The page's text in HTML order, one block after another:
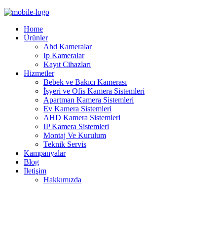
Home
Ürünler
Ahd Kameralar
Ip Kameralar
Kayıt Cihazları
Hizmetler
Bebek ve Bakıcı Kamerası
İşyeri ve Ofis Kamera Sistemleri
Apartman Kamera Sistemleri
Ev Kamera Sistemleri
AHD Kamera Sistemleri
IP Kamera Sistemleri
Montaj Ve Kurulum
Teknik Servis
Kampanyalar
Blog
İletişim
Hakkımızda